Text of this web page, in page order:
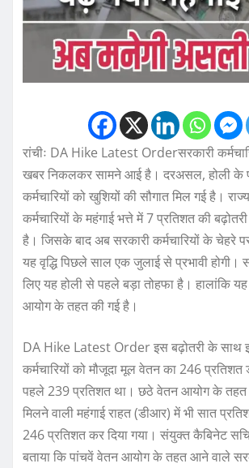
रांचीः DA Hike Latest Orderसरकारी
खबर निकलकर सामने आई है। दरअसल, होली के
कर्मचारियों को खुशियों की सौगात मिल गई है।
कर्मचारियों के महंगाई भत्ते में 7 प्रतिशत की
है। जिसके बाद अब सरकारी कर्मचारियों के चेहरे
यह वृद्धि पिछले साल एक जुलाई से प्रभावी होगी।
लिए यह होली से पहले बड़ा तोहफा है। हालांकि
आयोग के तहत की गई है।
DA Hike Latest Order इस बढ़ोतरी के साथ
कर्मचारियों को मौजूदा मूल वेतन का 246 प्रतिशत
पहले 239 प्रतिशत था। छठे वेतन आयोग के तहत
मिलने वाली महंगाई राहत (डीआर) में भी सात
246 प्रतिशत कर दिया गया। संयुक्त कैबिनेट
बताया कि पांचवें वेतन आयोग के तहत आने वाले